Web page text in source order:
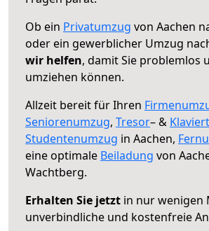
Ob ein Privatumzug von Aachen
oder ein gewerblicher Umzug
wir helfen, damit Sie problemlos
umziehen können.
Allzeit bereit für Ihren
Seniorenumzug, Tresor– &
Studentenumzug in Aachen,
eine optimale Beiladung von
Wachtberg.
Erhalten Sie jetzt in nur wenigen
unverbindliche und kostenfreie